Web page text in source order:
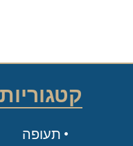
קטגוריות
תעופה